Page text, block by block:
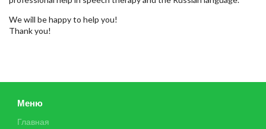
We will be happy to help you!
Thank you!
Меню
Главная